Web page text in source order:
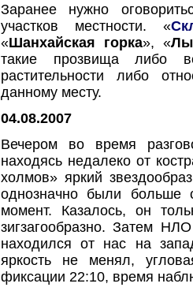
Заранее нужно
участков местности. «
«Шанхайская горка», «
такие прозвища либо
растительности либо
данному месту.
04.08.2007
Вечером во время
находясь недалеко от
холмов» яркий
однозначно были больше
момент. Казалось, он
зигзагообразно. Затем
находился от нас на
яркость не менял,
фиксации 22:10, время